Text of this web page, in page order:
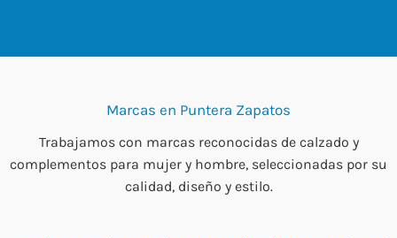
Marcas en Puntera Zapatos
Trabajamos con marcas reconocidas de calzado y
complementos para mujer y hombre, seleccionadas por su
calidad, diseño y estilo.